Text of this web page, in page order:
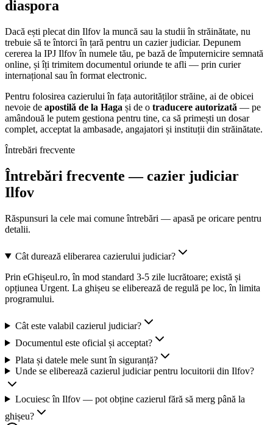
diaspora
Dacă ești plecat din Ilfov la muncă sau la studii în străinătate, nu
trebuie să te întorci în țară pentru un cazier judiciar. Depunem
cererea la IPJ Ilfovîn numele tău, pe bază de împuternicire semnată
online, și îți trimitem documentul oriunde te afli — prin curier
internațional sau în format electronic.
Pentru folosirea cazierului în fața autorităților străine, ai de obicei
nevoie de apostilă de la Haga și de o traducere autorizată — pe
amândouă le putem gestiona pentru tine, ca să primești un dosar
complet, acceptat la ambasade, angajatori și instituții din străinătate.
Întrebări frecvente
Întrebări frecvente — cazier judiciar
Ilfov
Răspunsuri la cele mai comune întrebări — apasă pe oricare pentru
detalii.
Cât durează eliberarea cazierului judiciar?
Prin eGhișeul.ro, în mod standard 3-5 zile lucrătoare; există și
opțiunea Urgent. La ghișeu se eliberează de regulă pe loc, în limita
programului.
Cât este valabil cazierul judiciar?
Documentul este oficial și acceptat?
Plata și datele mele sunt în siguranță?
Unde se eliberează cazierul judiciar pentru locuitorii din Ilfov?
Locuiesc în Ilfov — pot obține cazierul fără să merg până la
ghișeu?